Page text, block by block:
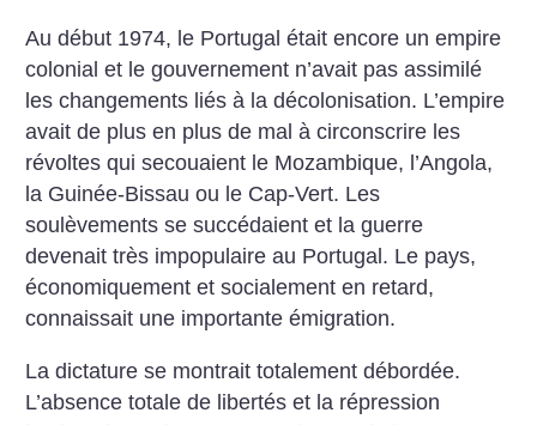
Au début 1974, le Portugal était encore un empire
colonial et le gouvernement n’avait pas assimilé
les changements liés à la décolonisation. L’empire
avait de plus en plus de mal à circonscrire les
révoltes qui secouaient le Mozambique, l’Angola,
la Guinée-Bissau ou le Cap-Vert. Les
soulèvements se succédaient et la guerre
devenait très impopulaire au Portugal. Le pays,
économiquement et socialement en retard,
connaissait une importante émigration.
La dictature se montrait totalement débordée.
L’absence totale de libertés et la répression